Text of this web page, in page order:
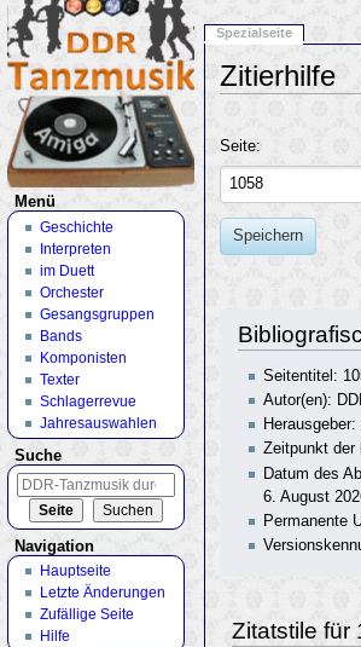
Zitierhilfe
Seite:
Speichern
Seitentitel:
Autor(en):
Herausgeber:
Zeitpunkt der
Datum des
6. August
Permanente
Zitatstile für
Spezialseite
Menü
Geschichte
Interpreten
im Duett
Orchester
Gesangsgruppen
Bands
Komponisten
Texter
Schlagerrevue
Jahresauswahlen
Suche
Navigation
Hauptseite
Letzte Änderungen
Zufällige Seite
Hilfe